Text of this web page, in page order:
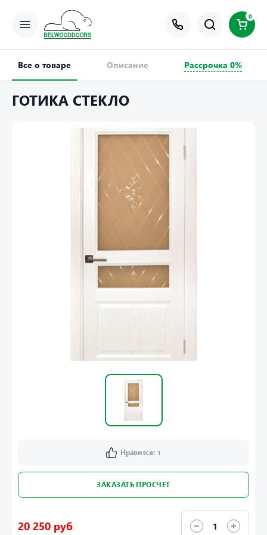
0
Все о товаре Описание Рассрочка 0%
ГОТИКА СТЕКЛО
Нравится: 1
ЗАКАЗАТЬ ПРОСЧЕТ
20 250 руб